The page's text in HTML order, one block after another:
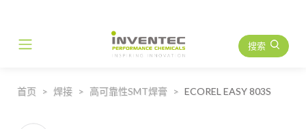
Main Navigation 搜索
首页 焊接 高可靠性SMT焊膏 ECOREL EASY 803S